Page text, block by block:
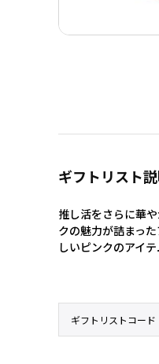
ギフトリスト
推し活をさらに華
クの魅力が詰まっ
しいピンクのアイ
ギフトリストコード